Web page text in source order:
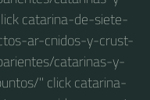
catarina-de-siete-
ar-cnidos-y-crust-
catarinas-y-
" click catarina-